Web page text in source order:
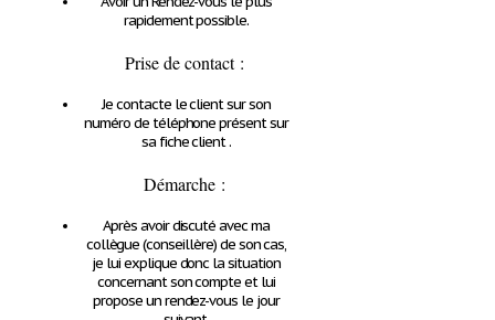
rapidement possible.
Prise de contact :
Je contacte le client sur son
numéro de téléphone présent sur
sa fiche client .
Démarche:
Après avoir discuté avec ma
collègue (conseillère) de son cas,
je lui explique donc la situation
concernant son compte et lui
propose un rendez-vous le jour